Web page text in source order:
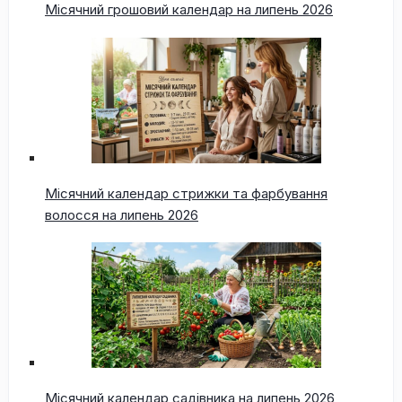
Місячний грошовий календар на липень 2026
Місячний календар стрижки та фарбування
волосся на липень 2026
Місячний календар садівника на липень 2026